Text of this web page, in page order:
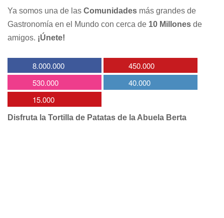
Ya somos una de las Comunidades más grandes de
Gastronomía en el Mundo con cerca de 10 Millones de
amigos. ¡Únete!
8.000.000
450.000
530.000
40.000
15.000
Disfruta la Tortilla de Patatas de la Abuela Berta